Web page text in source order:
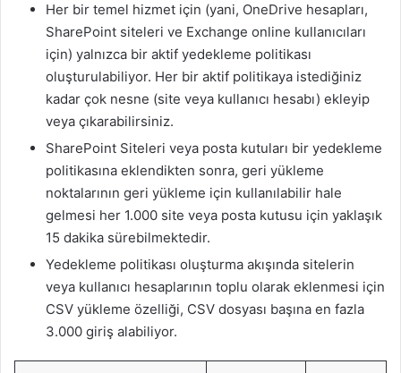
Her bir temel hizmet için (yani, OneDrive hesapları,
SharePoint siteleri ve Exchange online kullanıcıları
için) yalnızca bir aktif yedekleme politikası
oluşturulabiliyor. Her bir aktif politikaya istediğiniz
kadar çok nesne (site veya kullanıcı hesabı) ekleyip
veya çıkarabilirsiniz.
SharePoint Siteleri veya posta kutuları bir yedekleme
politikasına eklendikten sonra, geri yükleme
noktalarının geri yükleme için kullanılabilir hale
gelmesi her 1.000 site veya posta kutusu için yaklaşık
15 dakika sürebilmektedir.
Yedekleme politikası oluşturma akışında sitelerin
veya kullanıcı hesaplarının toplu olarak eklenmesi için
CSV yükleme özelliği, CSV dosyası başına en fazla
3.000 giriş alabiliyor.